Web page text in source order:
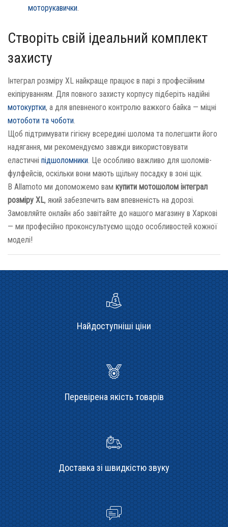
моторукавички.
Створіть свій ідеальний комплект
захисту
Інтеграл розміру XL найкраще працює в парі з професійним
екіпіруванням. Для повного захисту корпусу підберіть надійні
мотокуртки, а для впевненого контролю важкого байка — міцні
мотоботи та чоботи.
Щоб підтримувати гігієну всередині шолома та полегшити його
надягання, ми рекомендуємо завжди використовувати
еластичні підшоломники. Це особливо важливо для шоломів-
фулфейсів, оскільки вони мають щільну посадку в зоні щік.
В Allamoto ми допоможемо вам купити мотошолом інтеграл
розміру XL, який забезпечить вам впевненість на дорозі.
Замовляйте онлайн або завітайте до нашого магазину в Харкові
— ми професійно проконсультуємо щодо особливостей кожної
моделі!
Найдоступніші ціни
Перевірена якість товарів
Доставка зі швидкістю звуку